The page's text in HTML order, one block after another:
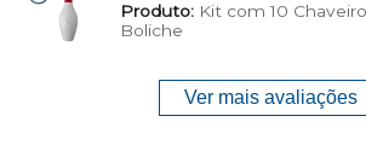
Produto:Kit com 10
Boliche
Ver mais avaliações